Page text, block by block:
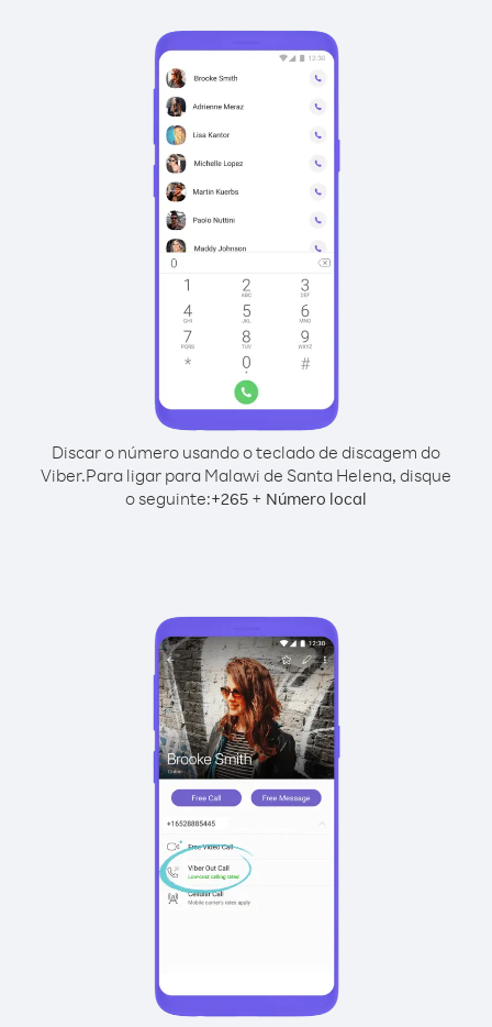
Discar o número usando o teclado de discagem do
Viber.Para ligar para Malawi de Santa Helena, disque
o seguinte:+265 + Número local